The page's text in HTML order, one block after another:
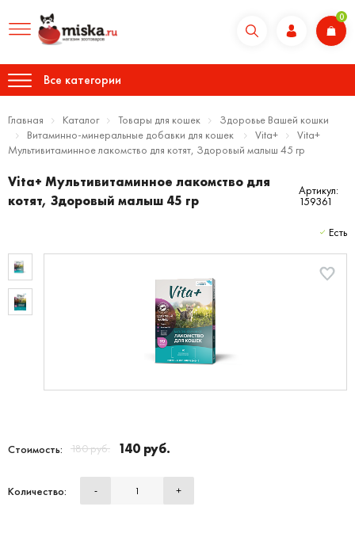
0
Все категории
Главная Каталог Товары для кошек
Здоровье Вашей кошки
Витаминно-минеральные добавки для кошек
Vita+
Vita+
Мультивитаминное лакомство для котят, Здоровый малыш 45 гр
Vita+ Мультивитаминное лакомство для
котят, Здоровый малыш 45 гр
Артикул:
159361
Есть
Стоимость: 180 руб. 140 руб.
Количество: - +